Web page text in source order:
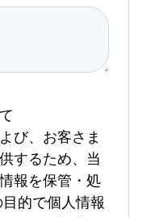
び、お客さま
するため、当
報を保管・処
的で個人情報